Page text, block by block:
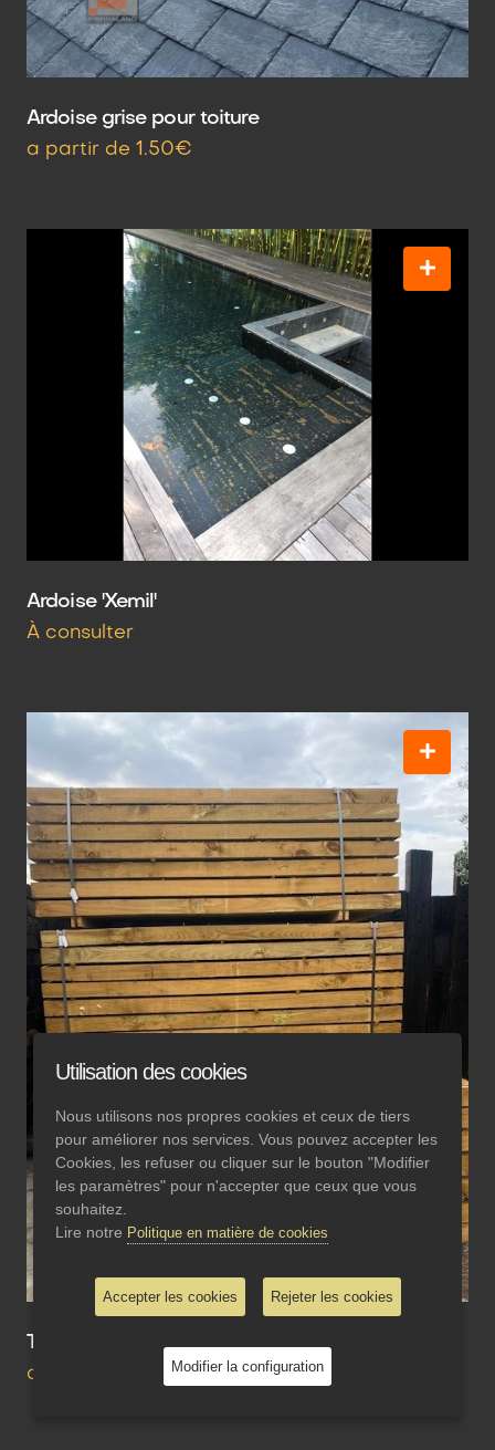
Ardoise grise pour toiture
a partir de 1.50€
Ardoise 'Xemil'
À consulter
Traverses écologiques de couleur miel
a partir de 29.00€
Utilisation des cookies
Nous utilisons nos propres cookies et ceux de tiers
pour améliorer nos services. Vous pouvez accepter les
Cookies, les refuser ou cliquer sur le bouton "Modifier
les paramètres" pour n'accepter que ceux que vous
souhaitez.
Lire notre Politique en matière de cookies
Accepter les cookies Rejeter les cookies
Modifier la configuration